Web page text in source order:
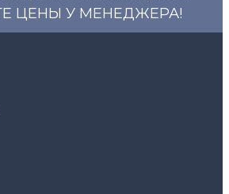
ЦЕНЫ У МЕНЕДЖЕРА!